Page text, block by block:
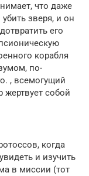
что даже
зверя, и он
его
корабля
по-
, всемогущий
жертвует собой
когда
и изучить
в миссии (тот